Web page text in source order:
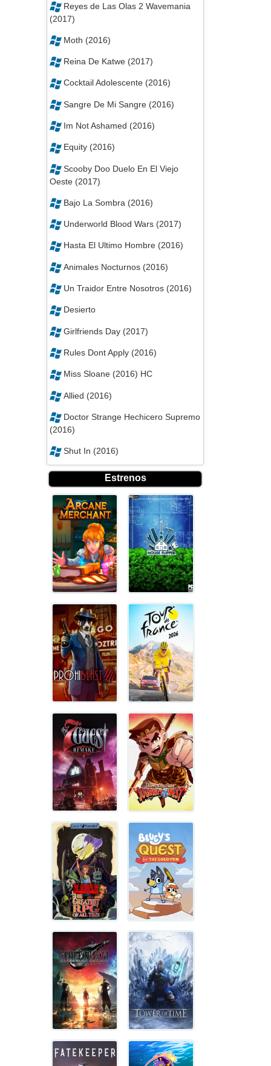
Reyes de Las Olas 2 Wavemania
(2017)
Moth (2016)
Reina De Katwe (2017)
Cocktail Adolescente (2016)
Sangre De Mi Sangre (2016)
Im Not Ashamed (2016)
Equity (2016)
Scooby Doo Duelo En El Viejo
Oeste (2017)
Bajo La Sombra (2016)
Underworld Blood Wars (2017)
Hasta El Ultimo Hombre (2016)
Animales Nocturnos (2016)
Un Traidor Entre Nosotros (2016)
Desierto
Girlfriends Day (2017)
Rules Dont Apply (2016)
Miss Sloane (2016) HC
Allied (2016)
Doctor Strange Hechicero Supremo
(2016)
Shut In (2016)
Estrenos